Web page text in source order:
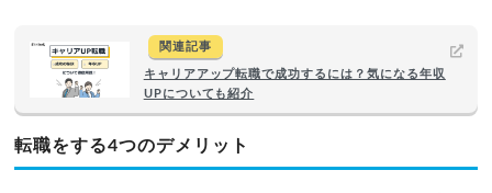
関連記事
キャリアアップ転職で成功するには？気になる年収
UPについても紹介
転職をする4つのデメリット